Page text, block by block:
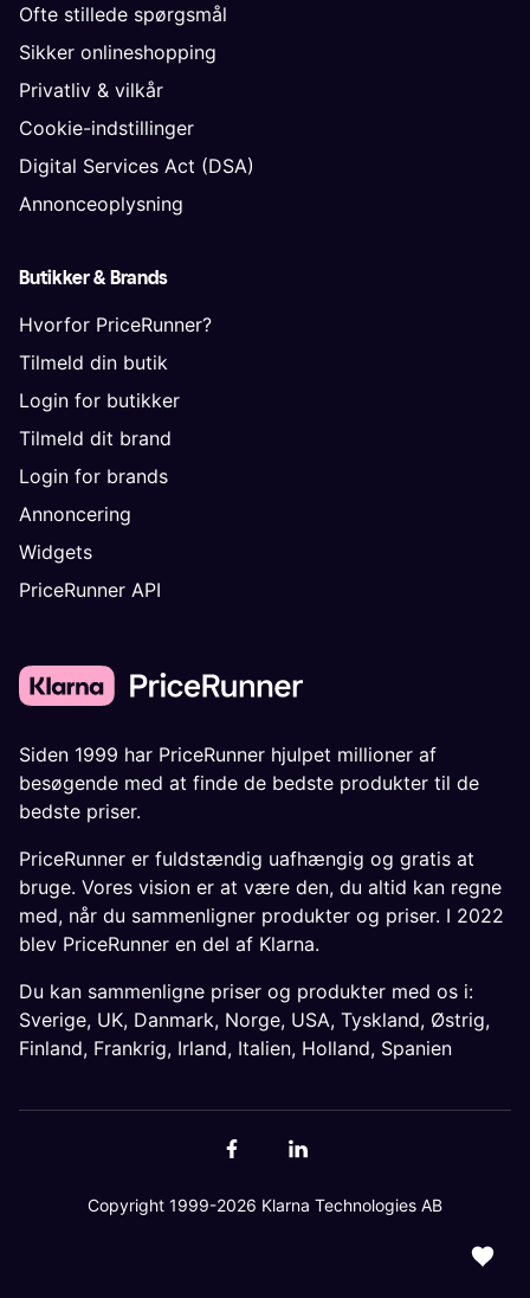
Ofte stillede spørgsmål
Sikker onlineshopping
Privatliv & vilkår
Cookie-indstillinger
Digital Services Act (DSA)
Annonceoplysning
Butikker & Brands
Hvorfor PriceRunner?
Tilmeld din butik
Login for butikker
Tilmeld dit brand
Login for brands
Annoncering
Widgets
PriceRunner API
Siden 1999 har PriceRunner hjulpet millioner af
besøgende med at finde de bedste produkter til de
bedste priser.
PriceRunner er fuldstændig uafhængig og gratis at
bruge. Vores vision er at være den, du altid kan regne
med, når du sammenligner produkter og priser. I 2022
blev PriceRunner en del af Klarna.
Du kan sammenligne priser og produkter med os i:
Sverige, UK, Danmark, Norge, USA, Tyskland, Østrig,
Finland, Frankrig, Irland, Italien, Holland, Spanien
Copyright 1999-2026 Klarna Technologies AB